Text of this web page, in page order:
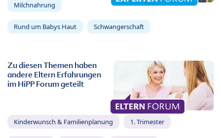
Milchnahrung
Rund um Babys Haut Schwangerschaft
Zu diesen Themen haben
andere Eltern Erfahrungen
im HiPP Forum geteilt
Kinderwunsch & Familienplanung 1. Trimester